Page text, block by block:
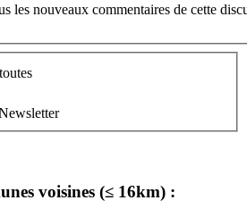
les nouveaux commentaires de cette
voisines (≤ 16km) :